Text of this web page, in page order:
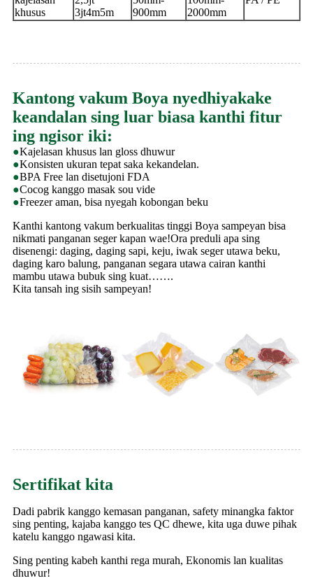
khusus
3jt4m5m
900mm
2000mm
Kantong vakum Boya nyedhiyakake
keandalan sing luar biasa kanthi fitur
ing ngisor iki:
●Kajelasan khusus lan gloss dhuwur
●Konsisten ukuran tepat saka kekandelan.
●BPA Free lan disetujoni FDA
●Cocog kanggo masak sou vide
●Freezer aman, bisa nyegah kobongan beku
Kanthi kantong vakum berkualitas tinggi Boya sampeyan bisa
nikmati panganan seger kapan wae!Ora preduli apa sing
disenengi: daging, daging sapi, keju, iwak seger utawa beku,
daging karo balung, panganan segara utawa cairan kanthi
mambu utawa bubuk sing kuat…….
Kita tansah ing sisih sampeyan!
Sertifikat kita
Dadi pabrik kanggo kemasan panganan, safety minangka faktor
sing penting, kajaba kanggo tes QC dhewe, kita uga duwe pihak
katelu kanggo ngawasi kita.
Sing penting kabeh kanthi rega murah, Ekonomis lan kualitas
dhuwur!